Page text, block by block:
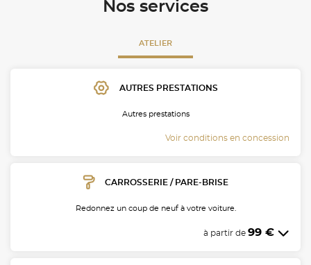
Nos services
ATELIER
AUTRES PRESTATIONS
Autres prestations
Voir conditions en concession
CARROSSERIE / PARE-BRISE
Redonnez un coup de neuf à votre voiture.
à partir de 99 €